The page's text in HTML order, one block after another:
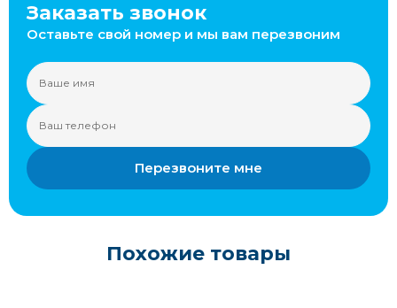
Заказать звонок
Оставьте свой номер и мы вам перезвоним
Перезвоните мне
Похожие товары